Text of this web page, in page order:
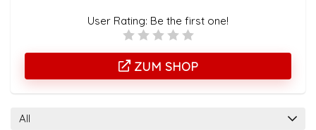
User Rating: Be the first one!
ZUM SHOP
All